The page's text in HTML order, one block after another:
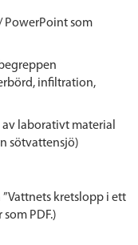
PowerPoint som
infiltration,
laborativt material
sötvattensjö)
kretslopp i ett
PDF.)